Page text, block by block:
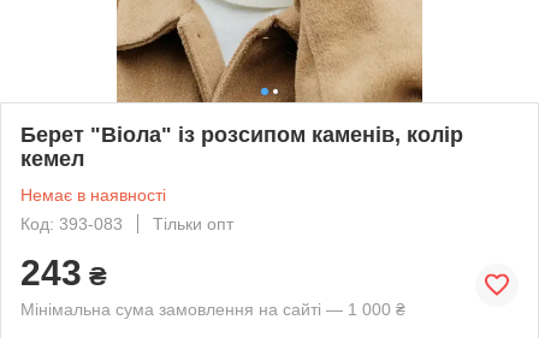
Берет "Віола" із розсипом каменів, колір
кемел
Немає в наявності
Код: 393-083
Тільки опт
243 ₴
Мінімальна сума замовлення на сайті — 1 000 ₴